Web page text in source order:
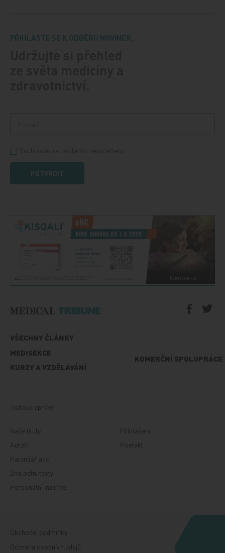
PŘIHLASTE SE K ODBĚRU NOVINEK.
POTVRDIT
VŠECHNY ČLÁNKY
MEDISEKCE
KURZY A VZDĚLÁVÁNÍ
KOMERČNÍ SPOLUPRÁCE
Tiskové zprávy
Naše tituly
Autoři
Kalendář akcí
Znalostní testy
Personální inzerce
Přihlášení
Kontakt
Obchodní podmínky
Ochrana osobních údajů